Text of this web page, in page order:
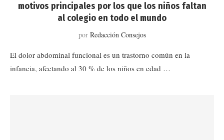
motivos principales por los que los niños faltan
al colegio en todo el mundo
por Redacción Consejos
El dolor abdominal funcional es un trastorno común en la
infancia, afectando al 30 % de los niños en edad …